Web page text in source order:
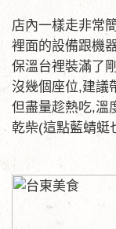
店內一樣走非常
裡面的設備跟機
保溫台裡裝滿了
沒幾個座位,建議
但盡量趁熱吃,溫
乾柴(這點藍蜻蜓